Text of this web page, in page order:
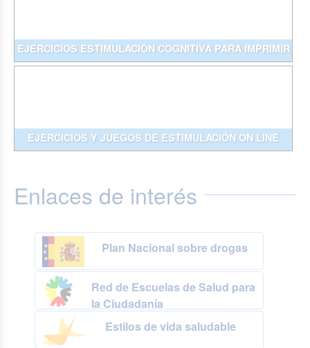
EJERCICIOS ESTIMULACIÓN COGNITIVA PARA IMPRIMIR
EJERCICIOS Y JUEGOS DE ESTIMULACIÓN ON LINE
Enlaces de interés
Plan Nacional sobre drogas
Red de Escuelas de Salud para
la Ciudadanía
Estilos de vida saludable